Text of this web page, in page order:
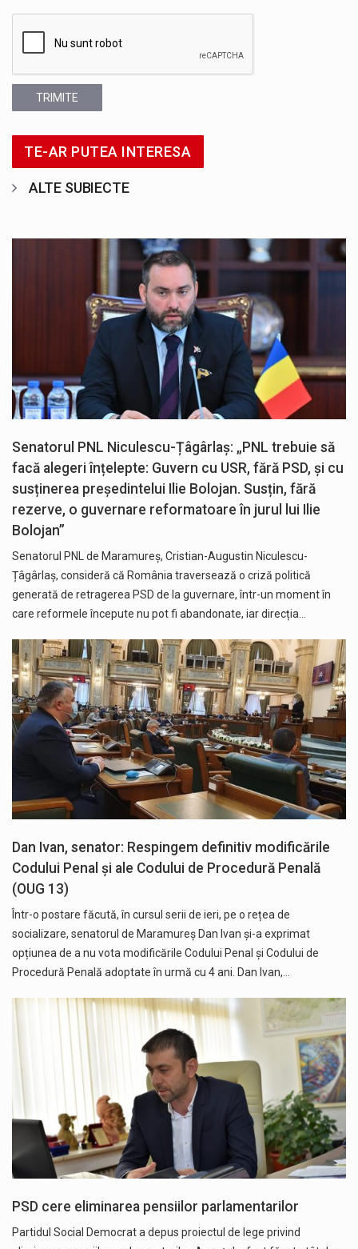
TRIMITE
TE-AR PUTEA INTERESA
ALTE SUBIECTE
Senatorul PNL Niculescu-Țâgârlaș: „PNL trebuie să
facă alegeri înțelepte: Guvern cu USR, fără PSD, și cu
susținerea președintelui Ilie Bolojan. Susțin, fără
rezerve, o guvernare reformatoare în jurul lui Ilie
Bolojan”
Senatorul PNL de Maramureș, Cristian-Augustin Niculescu-
Țâgârlaș, consideră că România traversează o criză politică
generată de retragerea PSD de la guvernare, într-un moment în
care reformele începute nu pot fi abandonate, iar direcția…
Dan Ivan, senator: Respingem definitiv modificările
Codului Penal și ale Codului de Procedură Penală
(OUG 13)
Într-o postare făcută, în cursul serii de ieri, pe o rețea de
socializare, senatorul de Maramureș Dan Ivan și-a exprimat
opțiunea de a nu vota modificările Codului Penal și Codului de
Procedură Penală adoptate în urmă cu 4 ani. Dan Ivan,…
PSD cere eliminarea pensiilor parlamentarilor
Partidul Social Democrat a depus proiectul de lege privind